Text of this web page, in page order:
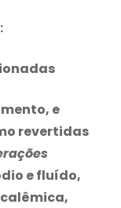
e
revertidas
e fluído,